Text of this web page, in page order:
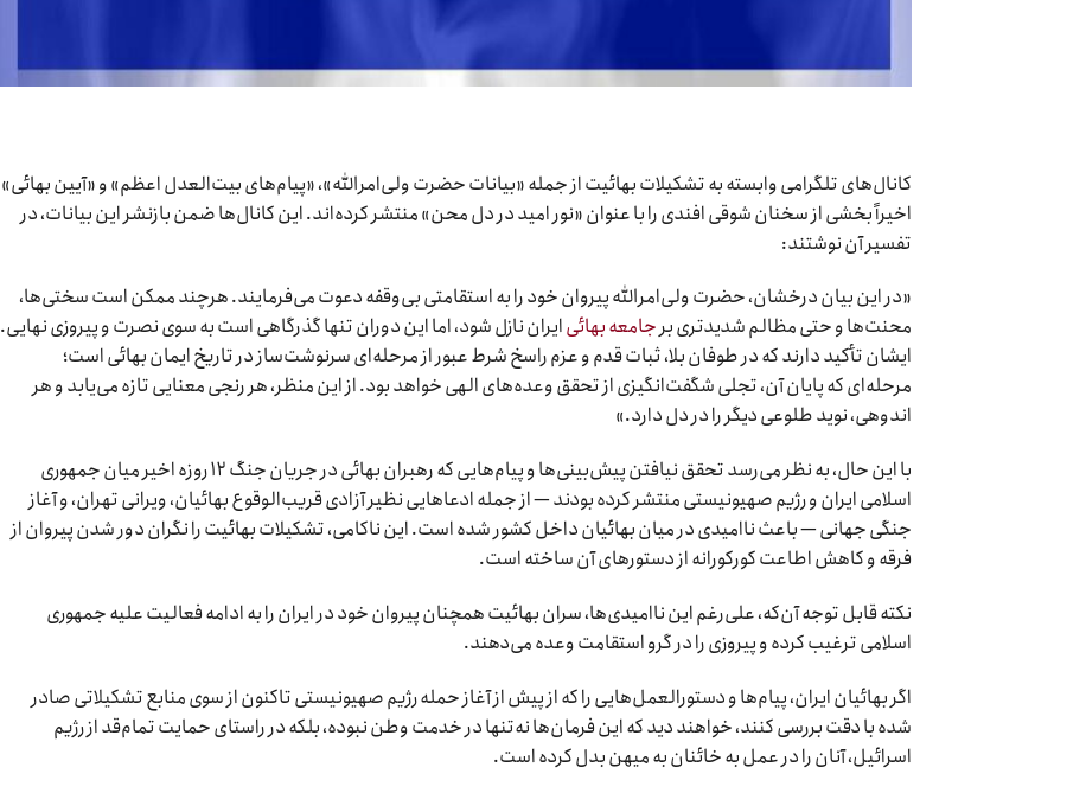
کانال‌های تلگرامی وابسته به تشکیلات بهائیت از جمله «بیانات حضرت ولی‌امرالله»، «پیام‌های بیت‌العدل اعظم» و «آیین بهائی»
اخیراً بخشی از سخنان شوقی افندی را با عنوان «نور امید در دل محن» منتشر کرده‌اند. این کانال‌ها ضمن بازنشر این بیانات، در
تفسیر آن نوشتند:
«در این بیان درخشان، حضرت ولی‌امرالله پیروان خود را به استقامتی بی‌وقفه دعوت می‌فرمایند. هرچند ممکن است سختی‌ها،
محنت‌ها و حتی مظالم شدیدتری برجامعه بهائیایران نازل شود، اما این دوران تنها گذرگاهی است به سوی نصرت و پیروزی نهایی.
ایشان تأکید دارند که در طوفان بلا، ثبات قدم و عزم راسخ شرط عبور از مرحله‌ای سرنوشت‌ساز در تاریخ ایمان بهائی است؛
مرحله‌ای که پایان آن، تجلی شگفت‌انگیزی از تحقق وعده‌های الهی خواهد بود. از این منظر، هر رنجی معنایی تازه می‌یابد و هر
اندوهی، نوید طلوعی دیگر را در دل دارد.»
با این حال، به نظر می‌رسد تحقق نیافتن پیش‌بینی‌ها و پیام‌هایی که رهبران بهائی در جریان جنگ ۱۲ روزه اخیر میان جمهوری
اسلامی ایران و رژیم صهیونیستی منتشر کرده بودند — از جمله ادعاهایی نظیر آزادی قریب‌الوقوع بهائیان، ویرانی تهران، و آغاز
جنگی جهانی — باعث ناامیدی در میان بهائیان داخل کشور شده است. این ناکامی، تشکیلات بهائیت را نگران دور شدن پیروان از
فرقه و کاهش اطاعت کورکورانه از دستورهای آن ساخته است.
نکته قابل توجه آن‌که، علی‌رغم این ناامیدی‌ها، سران بهائیت همچنان پیروان خود در ایران را به ادامه فعالیت علیه جمهوری
اسلامی ترغیب کرده و پیروزی را در گرو استقامت وعده می‌دهند.
اگر بهائیان ایران، پیام‌ها و دستورالعمل‌هایی را که از پیش از آغاز حمله رژیم صهیونیستی تاکنون از سوی منابع تشکیلاتی صادر
شده با دقت بررسی کنند، خواهند دید که این فرمان‌ها نه‌تنها در خدمت وطن نبوده، بلکه در راستای حمایت تمام‌قد از رژیم
اسرائیل، آنان را در عمل به خائنان به میهن بدل کرده است.